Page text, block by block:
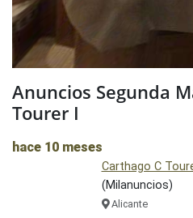
Anuncios Segunda
Tourer I
hace 10 meses
Carthago C
(Milanuncios)
Alicante